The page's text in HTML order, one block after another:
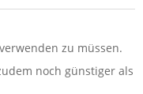
zu müssen.
noch günstiger als